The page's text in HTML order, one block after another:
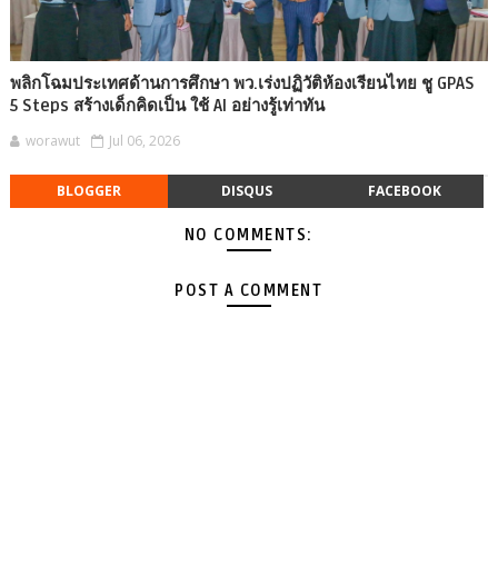
พลิกโฉมประเทศด้านการศึกษา พว.เร่งปฏิวัติห้องเรียนไทย ชู GPAS
5 Steps สร้างเด็กคิดเป็น ใช้ AI อย่างรู้เท่าทัน
worawut Jul 06, 2026
BLOGGER DISQUS FACEBOOK
NO COMMENTS:
POST A COMMENT